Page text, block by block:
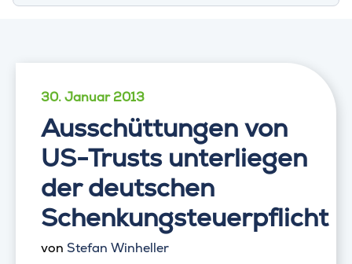
30. Januar 2013
Ausschüttungen von
US-Trusts unterliegen
der deutschen
Schenkungsteuerpflicht
von Stefan Winheller